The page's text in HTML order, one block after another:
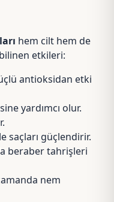
hem cilt hem de
etkileri:
antioksidan etki
yardımcı olur.
saçları güçlendirir.
beraber tahrişleri
nem